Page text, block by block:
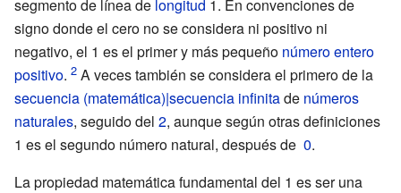
segmento de línea de longitud 1. En convenciones de
signo donde el cero no se considera ni positivo ni
negativo, el 1 es el primer y más pequeño número entero
positivo.
A veces también se considera el primero de la
secuencia (matemática)|secuencia infinitade números
naturales, seguido del 2, aunque según otras definiciones
1 es el segundo número natural, después de 0.
La propiedad matemática fundamental del 1 es ser una